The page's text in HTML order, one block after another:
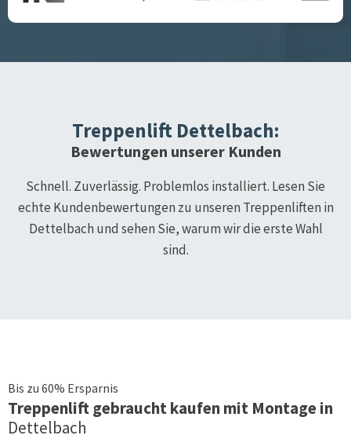
Treppenlift Dettelbach:
Bewertungen unserer Kunden
Schnell. Zuverlässig. Problemlos installiert. Lesen Sie
echte Kundenbewertungen zu unseren Treppenliften in
Dettelbach und sehen Sie, warum wir die erste Wahl
sind.
Bis zu 60% Ersparnis
Treppenliftgebraucht kaufen mit Montage in
Dettelbach